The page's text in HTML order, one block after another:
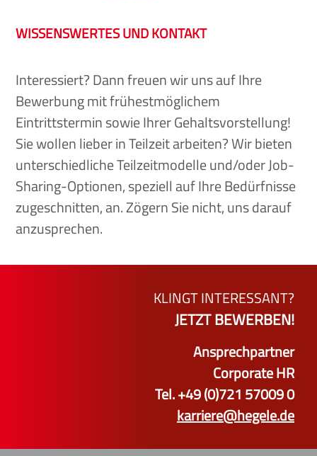
WISSENSWERTES UND KONTAKT
Interessiert? Dann freuen wir uns auf Ihre
Bewerbung mit frühestmöglichem
Eintrittstermin sowie Ihrer Gehaltsvorstellung!
Sie wollen lieber in Teilzeit arbeiten? Wir bieten
unterschiedliche Teilzeitmodelle und/oder Job-
Sharing-Optionen, speziell auf Ihre Bedürfnisse
zugeschnitten, an. Zögern Sie nicht, uns darauf
anzusprechen.
KLINGT INTERESSANT?
JETZT BEWERBEN!
Ansprechpartner
Corporate HR
Tel. +49 (0)721 57009 0
karriere@hegele.de